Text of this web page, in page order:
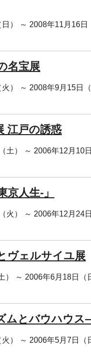
） ～ 2008年11月16日
名宝展
） ～ 2008年9月15日（
江戸の誘惑
土） ～ 2006年12月10日
京人生-」
火） ～ 2006年12月24日
ヴェルサイユ展
） ～ 2006年6月18日（
ムとバウハウ
） ～ 2006年5月7日（